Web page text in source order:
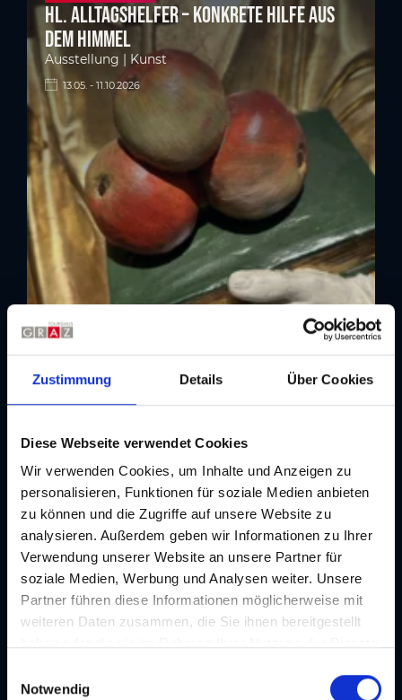
Zustimmung Details Über Cookies
Diese Webseite verwendet Cookies
Wir verwenden Cookies, um Inhalte und Anzeigen zu
personalisieren, Funktionen für soziale Medien anbieten
zu können und die Zugriffe auf unsere Website zu
analysieren. Außerdem geben wir Informationen zu Ihrer
Verwendung unserer Website an unsere Partner für
soziale Medien, Werbung und Analysen weiter. Unsere
Partner führen diese Informationen möglicherweise mit
weiteren Daten zusammen, die Sie ihnen bereitgestellt
an Dritte weitergegeben und an Dritte in Ländern, in
Notwendig
Hl. Alltagshelfer – Konkrete Hilfe aus
dem Himmel
Ausstellung | Kunst
13.05. - 11.10.2026
Top Event
Aims Graz
Musik | Konzert | Oper/Operette
12.07. - 15.08.2026